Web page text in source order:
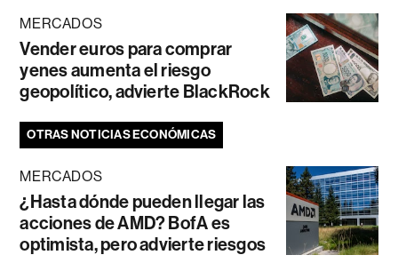
MERCADOS
Vender euros para comprar
yenes aumenta el riesgo
geopolítico, advierte BlackRock
OTRAS NOTICIAS ECONÓMICAS
MERCADOS
¿Hasta dónde pueden llegar las
acciones de AMD? BofA es
optimista, pero advierte riesgos